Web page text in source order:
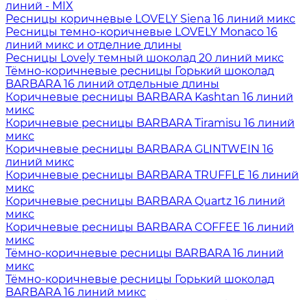
линий - MIX
Ресницы коричневые LOVELY Siena 16 линий микс
Ресницы темно-коричневые LOVELY Monaco 16
линий микс и отделние длины
Ресницы Lovely темный шоколад 20 линий микс
Тёмно-коричневые ресницы Горький шоколад
BARBARA 16 линий отдельные длины
Коричневые ресницы BARBARA Kashtan 16 линий
микс
Коричневые ресницы BARBARA Tiramisu 16 линий
микс
Коричневые ресницы BARBARA GLINTWEIN 16
линий микс
Коричневые ресницы BARBARA TRUFFLE 16 линий
микс
Коричневые ресницы BARBARA Quartz 16 линий
микс
Коричневые ресницы BARBARA COFFEE 16 линий
микс
Тёмно-коричневые ресницы BARBARA 16 линий
микс
Тёмно-коричневые ресницы Горький шоколад
BARBARA 16 линий микс